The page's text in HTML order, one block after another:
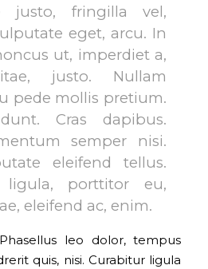
justo, fringilla vel,
eget, arcu. In
ut, imperdiet a,
justo. Nullam
pede mollis pretium.
Cras dapibus.
semper nisi.
eleifend tellus.
ligula, porttitor eu,
eleifend ac, enim.
leo dolor, tempus
quis, nisi. Curabitur ligula